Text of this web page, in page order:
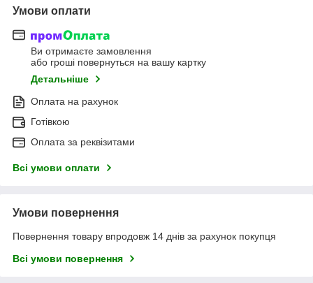
Умови оплати
Ви отримаєте замовлення
або гроші повернуться на вашу картку
Детальніше
Оплата на рахунок
Готівкою
Оплата за реквізитами
Всі умови оплати
Умови повернення
Повернення товару впродовж 14 днів за рахунок покупця
Всі умови повернення